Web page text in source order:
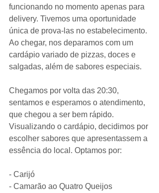
funcionando no momento apenas para
delivery. Tivemos uma oportunidade
única de prova-las no estabelecimento.
Ao chegar, nos deparamos com um
cardápio variado de pizzas, doces e
salgadas, além de sabores especiais.
Chegamos por volta das 20:30,
sentamos e esperamos o atendimento,
que chegou a ser bem rápido.
Visualizando o cardápio, decidimos por
escolher sabores que apresentassem a
essência do local. Optamos por:
- Carijó
- Camarão ao Quatro Queijos